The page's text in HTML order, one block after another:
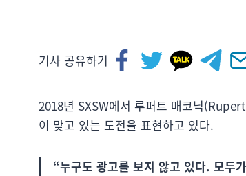
기사 공유하기
2018년 SXSW에서 루퍼트 매코닉
이 맞고 있는 도전을 표현하고 있다.
“누구도 광고를 보지 않고 있다. 모두